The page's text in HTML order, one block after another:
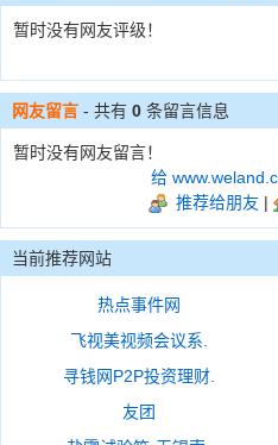
暂时没有网友评级！
网友留言 - 共有 0 条留言信息
暂时没有网友留言！
给
推荐给朋友 |
当前推荐网站
热点事件网
飞视美视频会议系.
寻钱网P2P投资理财.
友团